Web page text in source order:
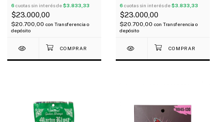
6 cuotas sin interés de$3.833,33
$23.000,00
$20.700,00 con Transferencia o
depósito
6 cuotas sin interés de$3.833,33
$23.000,00
$20.700,00 con Transferencia o
depósito